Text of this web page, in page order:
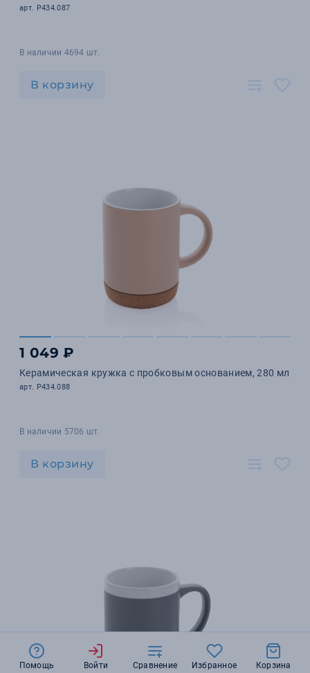
арт. P434.087
В наличии 4694 шт.
В корзину
1 049 ₽
Керамическая кружка с пробковым основанием, 280 мл
арт. P434.088
В наличии 5706 шт.
В корзину
Помощь Войти Сравнение Избранное Корзина